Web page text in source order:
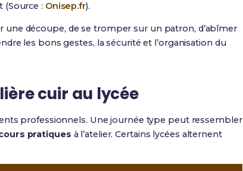
(Source : Onisep.fr).
une découpe, de se tromper sur un patron, d’abîmer
les bons gestes, la sécurité et l’organisation du
cuir au lycée
professionnels. Une journée type peut ressembler
pratiques à l’atelier. Certains lycées alternent